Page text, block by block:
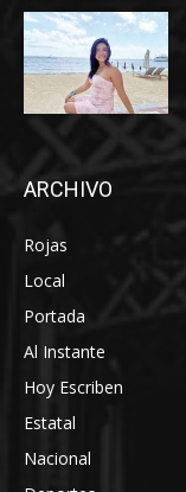
ARCHIVO
Rojas
Local
Portada
Al Instante
Hoy Escriben
Estatal
Nacional